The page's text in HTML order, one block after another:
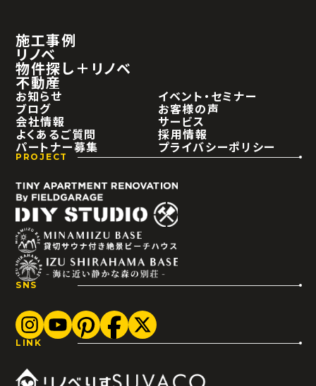
施工事例
リノベ
物件探し＋リノベ
不動産
お知らせ イベント・セミナー
ブログ お客様の声
会社情報 サービス
よくあるご質問 採用情報
パートナー募集 プライバシーポリシー
PROJECT
SNS
LINK